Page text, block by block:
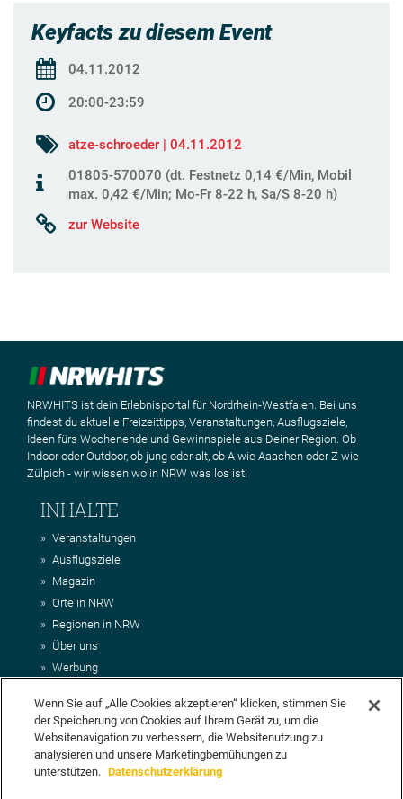
Keyfacts zu diesem Event
04.11.2012
20:00-23:59
atze-schroeder | 04.11.2012
01805-570070 (dt. Festnetz 0,14 €/Min, Mobil
max. 0,42 €/Min; Mo-Fr 8-22 h, Sa/S 8-20 h)
zur Website
NRWHITS ist dein Erlebnisportal für Nordrhein-Westfalen. Bei uns
findest du aktuelle Freizeittipps, Veranstaltungen, Ausflugsziele,
Ideen fürs Wochenende und Gewinnspiele aus Deiner Region. Ob
Indoor oder Outdoor, ob jung oder alt, ob A wie Aaachen oder Z wie
Zülpich - wir wissen wo in NRW was los ist!
INHALTE
Veranstaltungen
Ausflugsziele
Magazin
Orte in NRW
Regionen in NRW
Über uns
Werbung
Impressum
AGB
Datenschutz
DEIN VORSCHLAG FÜR NRWHITS
Wenn Sie auf „Alle Cookies akzeptieren“ klicken, stimmen Sie
der Speicherung von Cookies auf Ihrem Gerät zu, um die
Websitenavigation zu verbessern, die Websitenutzung zu
analysieren und unsere Marketingbemühungen zu
unterstützen. Datenschutzerklärung